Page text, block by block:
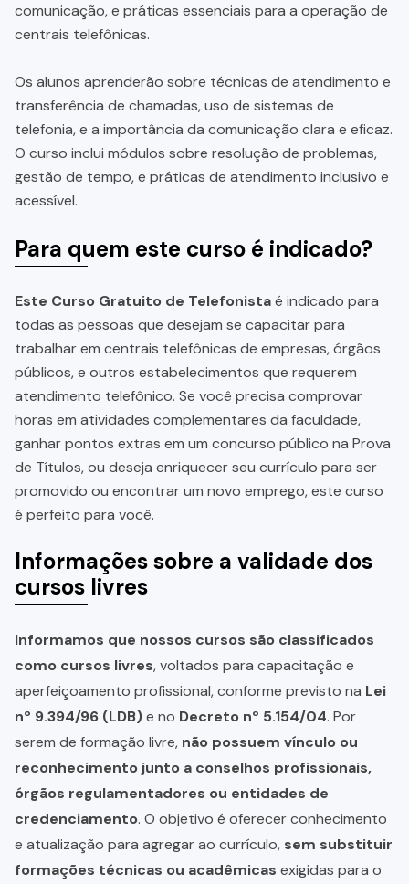
comunicação, e práticas essenciais para a operação de
centrais telefônicas.
Os alunos aprenderão sobre técnicas de atendimento e
transferência de chamadas, uso de sistemas de
telefonia, e a importância da comunicação clara e eficaz.
O curso inclui módulos sobre resolução de problemas,
gestão de tempo, e práticas de atendimento inclusivo e
acessível.
Para quem este curso é indicado?
Este Curso Gratuito de Telefonistaé indicado para
todas as pessoas que desejam se capacitar para
trabalhar em centrais telefônicas de empresas, órgãos
públicos, e outros estabelecimentos que requerem
atendimento telefônico. Se você precisa comprovar
horas em atividades complementares da faculdade,
ganhar pontos extras em um concurso público na Prova
de Títulos, ou deseja enriquecer seu currículo para ser
promovido ou encontrar um novo emprego, este curso
é perfeito para você.
Informações sobre a validade dos
cursos livres
Informamos que nossos cursos são classificados
como cursos livres, voltados para capacitação e
aperfeiçoamento profissional, conforme previsto na Lei
nº 9.394/96 (LDB)e no Decreto nº 5.154/04. Por
serem de formação livre, não possuem vínculo ou
reconhecimento junto a conselhos profissionais,
órgãos regulamentadores ou entidades de
credenciamento. O objetivo é oferecer conhecimento
e atualização para agregar ao currículo, sem substituir
formações técnicas ou acadêmicas exigidas para o